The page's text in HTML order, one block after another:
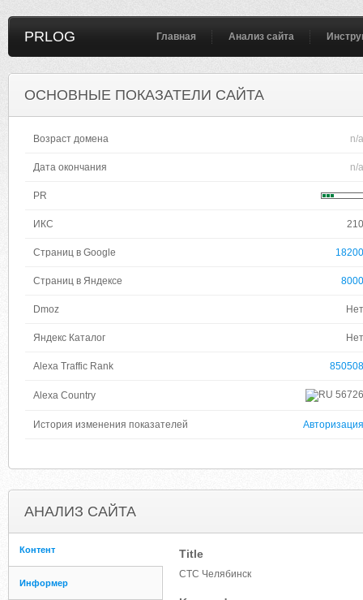
PRLOG Главная Анализ сайта
ОСНОВНЫЕ ПОКАЗАТЕЛИ САЙТА
Возраст домена n/a
Дата окончания n/a
PR
ИКС 210
Страниц в Google 18200
Страниц в Яндексе 8000
Dmoz Нет
Яндекс Каталог Нет
Alexa Traffic Rank 850508
Alexa Country 56726
История изменения показателей Авторизация
АНАЛИЗ САЙТА
Контент
Информер
Title
СТС Челябинск